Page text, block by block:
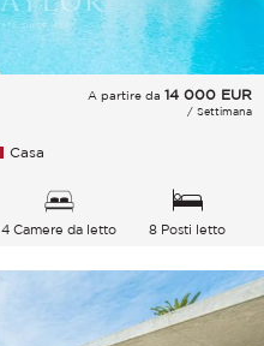
A partire da 14 000 EUR
/ Settimana
Casa
4 Camere da letto 8 Posti letto